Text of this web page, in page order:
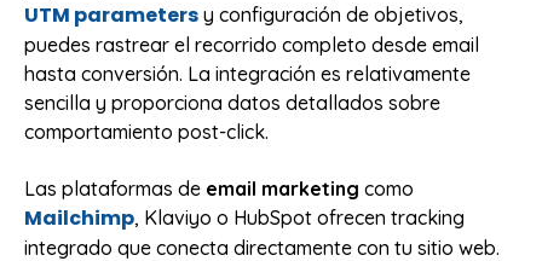
UTM parameters y configuración de objetivos,
puedes rastrear el recorrido completo desde email
hasta conversión. La integración es relativamente
sencilla y proporciona datos detallados sobre
comportamiento post-click.
Las plataformas de email marketing como
Mailchimp, Klaviyo o HubSpot ofrecen tracking
integrado que conecta directamente con tu sitio web.